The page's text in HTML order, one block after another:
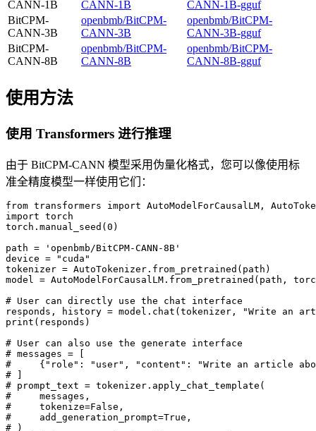
CANN-1B CANN-1B
CANN-1B-gguf
BitCPM-
CANN-3B
openbmb/BitCPM-
CANN-3B
openbmb/BitCPM-
CANN-3B-gguf
BitCPM-
CANN-8B
openbmb/BitCPM-
CANN-8B
openbmb/BitCPM-
CANN-8B-gguf
使用方法
使用 Transformers 进行推理
由于 BitCPM-CANN 模型采用伪量化格式，您可以像使用标
准全精度模型一样使用它们：
from transformers import AutoModelForCausalLM,
import torch
torch.manual_seed(0)
path = 'openbmb/BitCPM-CANN-8B'
device = "cuda"
tokenizer = AutoTokenizer.from_pretrained(path)
model = AutoModelForCausalLM.from_pretrained(path,
# User can directly use the chat interface
responds, history = model.chat(tokenizer, "Write an
print(responds)
# User can also use the generate interface
# messages = [
#     {"role": "user", "content": "Write an article
# ]
# prompt_text = tokenizer.apply_chat_template(
#     messages,
#     tokenize=False,
#     add_generation_prompt=True,
# )